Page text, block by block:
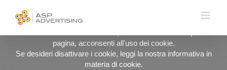
contenuto
SDG04_1
UTILIZZIAMO I COOKIE PER OFFRIRTI LA MIGLIORE
ESPERIENZA DI NAVIGAZIONE POSSIBILE.
pagina, acconsenti all'uso dei cookie.
Se desideri disattivare i cookie, leggi la nostra informativa in
materia di cookie.